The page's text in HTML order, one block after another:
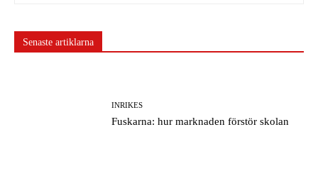
Senaste artiklarna
INRIKES
Fuskarna: hur marknaden förstör skolan